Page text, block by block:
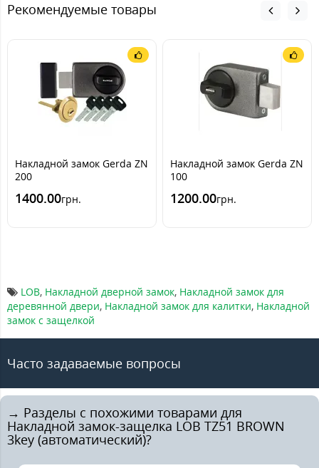
Рекомендуемые товары
Накладной замок Gerda ZN
200
1400.00грн.
Накладной замок Gerda ZN
100
1200.00грн.
LOB, Накладной дверной замок, Накладной замок для
деревянной двери, Накладной замок для калитки, Накладной
замок с защелкой
Часто задаваемые вопросы
→ Разделы с похожими товарами для
Накладной замок-защелка LOB TZ51 BROWN
3key (автоматический)?